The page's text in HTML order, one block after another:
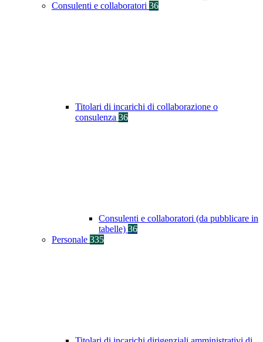
Consulenti e collaboratori 36
Titolari di incarichi di collaborazione o
consulenza 36
Consulenti e collaboratori (da pubblicare in
tabelle) 36
Personale 335